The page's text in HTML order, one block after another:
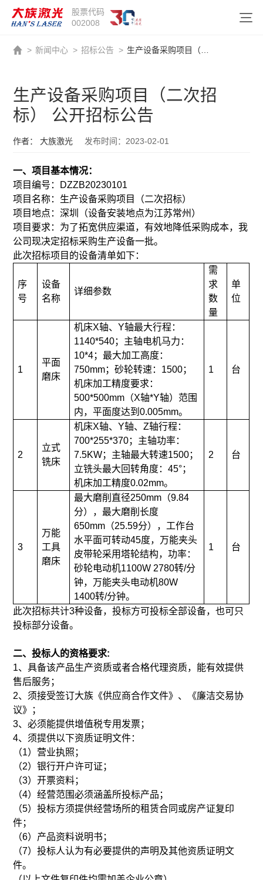
股票代码
002008
> 新闻中心 > 招标公告 >
生产设备采购项目（二次招
标） 公开招标公告
作者： 大族激光 发布时间：2023-02-01
一、项目基本情况：
项目编号：DZZB20230101
项目名称：生产设备采购项目（二次招标）
项目地点：深圳（设备安装地点为江苏常州）
项目要求：为了拓宽供应渠道，有效地降低采购成本，我
公司现决定招标采购生产设备一批。
此次招标项目的设备清单如下：
序
号
设备
名称
详细参数
需
求
数
量
单
位
1
平面
磨床
机床X轴、Y轴最大行程：
1140*540；主轴电机马力：
10*4；最大加工高度：
750mm；砂轮转速：1500；
机床加工精度要求：
500*500mm（X轴*Y轴）范围
内，平面度达到0.005mm。
1 台
2
立式
铣床
机床X轴、Y轴、Z轴行程：
700*255*370；主轴功率：
7.5KW；主轴最大转速1500；
立铣头最大回转角度：45°；
机床加工精度0.02mm。
2 台
3
万能
工具
磨床
最大磨削直径250mm（9.84
分），最大磨削长度
650mm（25.59分），工作台
水平面可转动45度，万能夹头
皮带轮采用塔轮结构，功率：
砂轮电动机1100W 2780转/分
钟，万能夹头电动机80W
1400转/分钟。
1 台
此次招标共计3种设备，投标方可投标全部设备，也可只
投标部分设备。
二、投标人的资格要求:
1、具备该产品生产资质或者合格代理资质，能有效提供
售后服务；
2、须接受签订大族《供应商合作文件》、《廉洁交易协
议》；
3、必须能提供增值税专用发票；
4、须提供以下资质证明文件：
（1）营业执照；
（2）银行开户许可证；
（3）开票资料；
（4）经营范围必须涵盖所投标产品；
（5）投标方须提供经营场所的租赁合同或房产证复印
件；
（6）产品资料说明书；
（7）投标人认为有必要提供的声明及其他资质证明文
件。